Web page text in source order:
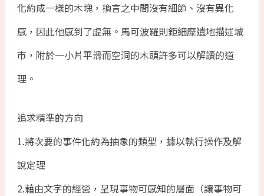
化約成一樣的木塊，換言之中間沒有細節、沒有異化
感，因此他感到了虛無。馬可波羅則鉅細糜遺地描述城
市，附於一小片平滑而空洞的木頭許多可以解讀的道
理。
追求精準的方向
1.將次要的事件化約為抽象的類型，據以執行操作及解
說定理
2.藉由文字的經營，呈現事物可感知的層面（讓事物可